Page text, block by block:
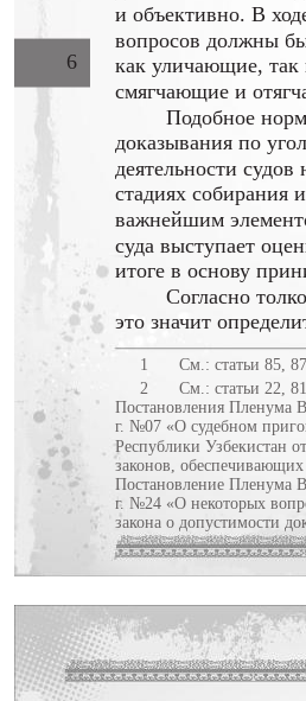
6
и объективно. В
вопросов должны
как уличающие,
смягчающие и
Подобное
доказывания по
деятельности
стадиях собирания
важнейшим
суда выступает
итоге в основу
Согласно
это значит
1
См.: статьи 85,
2
См.: статьи 22,
Постановления Пленума
г. №07 «О судебном
Республики Узбекистан
законов,
Постановление Пленума
г. №24 «О некоторых
закона о допустимости